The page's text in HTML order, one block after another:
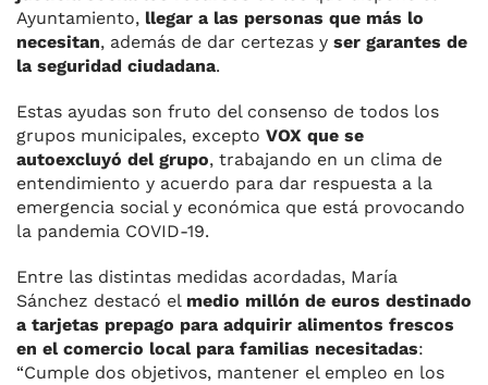
Ayuntamiento, llegar a las personas que más lo
necesitan, además de dar certezas y ser garantes de
la seguridad ciudadana.
Estas ayudas son fruto del consenso de todos los
grupos municipales, excepto VOX que se
autoexcluyó del grupo, trabajando en un clima de
entendimiento y acuerdo para dar respuesta a la
emergencia social y económica que está provocando
la pandemia COVID-19.
Entre las distintas medidas acordadas, María
Sánchez destacó el medio millón de euros destinado
a tarjetas prepago para adquirir alimentos frescos
en el comercio local para familias necesitadas:
“Cumple dos objetivos, mantener el empleo en los